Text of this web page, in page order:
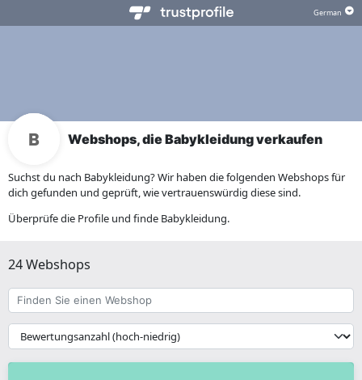
Webshops, die Babykleidung verkaufen
Suchst du nach Babykleidung? Wir haben die folgenden Webshops für
dich gefunden und geprüft, wie vertrauenswürdig diese sind.
Überprüfe die Profile und finde Babykleidung.
24 Webshops
Finden
Sie
einen
Webshop
{{
__('Sort')
}}